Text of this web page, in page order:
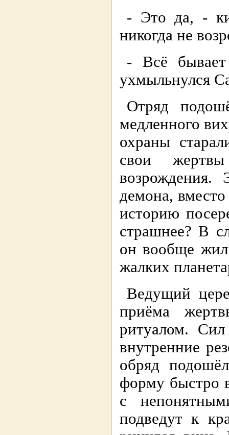
- Это да, -
никогда не
- Всё
ухмыльнулся
Отряд
медленного
охраны
свои
возрождения.
демона,
историю
страшнее? В
он вообще жил
жалких
Ведущий
приёма
ритуалом.
внутренние
обряд
форму быстро
с
подведут к